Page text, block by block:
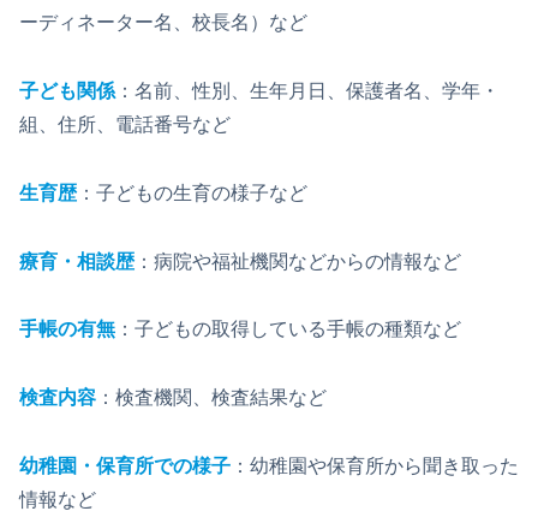
ーディネーター名、校長名）など
子ども関係 ：名前、性別、生年月日、保護者名、学年・
組、住所、電話番号など
生育歴：子どもの生育の様子など
療育・相談歴：病院や福祉機関などからの情報など
手帳の有無 ：子どもの取得している手帳の種類など
検査内容 ：検査機関、検査結果など
幼稚園・保育所での様子 ：幼稚園や保育所から聞き取った
情報など